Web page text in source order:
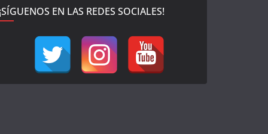
EN LAS REDES SOCIALES!